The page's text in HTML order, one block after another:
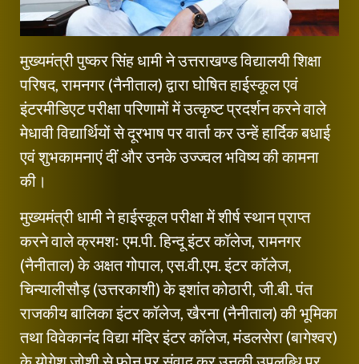
मुख्यमंत्री पुष्कर सिंह धामी ने उत्तराखण्ड विद्यालयी शिक्षा
परिषद, रामनगर (नैनीताल) द्वारा घोषित हाईस्कूल एवं
इंटरमीडिएट परीक्षा परिणामों में उत्कृष्ट प्रदर्शन करने वाले
मेधावी विद्यार्थियों से दूरभाष पर वार्ता कर उन्हें हार्दिक बधाई
एवं शुभकामनाएं दीं और उनके उज्ज्वल भविष्य की कामना
की।
मुख्यमंत्री धामी ने हाईस्कूल परीक्षा में शीर्ष स्थान प्राप्त
करने वाले क्रमशः एम.पी. हिन्दू इंटर कॉलेज, रामनगर
(नैनीताल) के अक्षत गोपाल, एस.वी.एम. इंटर कॉलेज,
चिन्यालीसौड़ (उत्तरकाशी) के इशांत कोठारी, जी.बी. पंत
राजकीय बालिका इंटर कॉलेज, खैरना (नैनीताल) की भूमिका
तथा विवेकानंद विद्या मंदिर इंटर कॉलेज, मंडलसेरा (बागेश्वर)